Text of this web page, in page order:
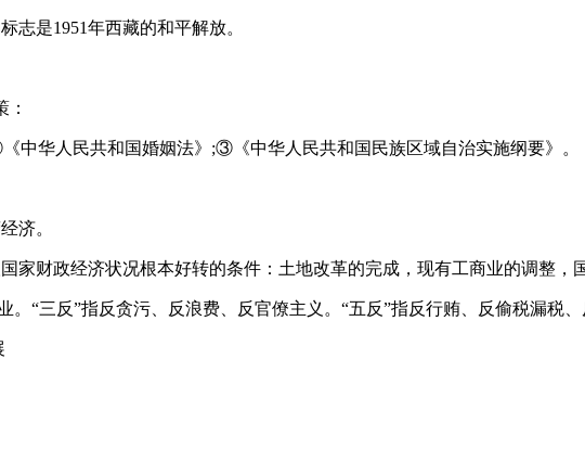
志是1951年西藏的和平解放。
华人民共和国婚姻法》;③《中华人民共和国民族区域自治实施纲要》。
济。
家财政经济状况根本好转的条件：土地改革的完成，现有工商业的调整，
。“三反”指反贪污、反浪费、反官僚主义。“五反”指反行贿、反偷税漏税